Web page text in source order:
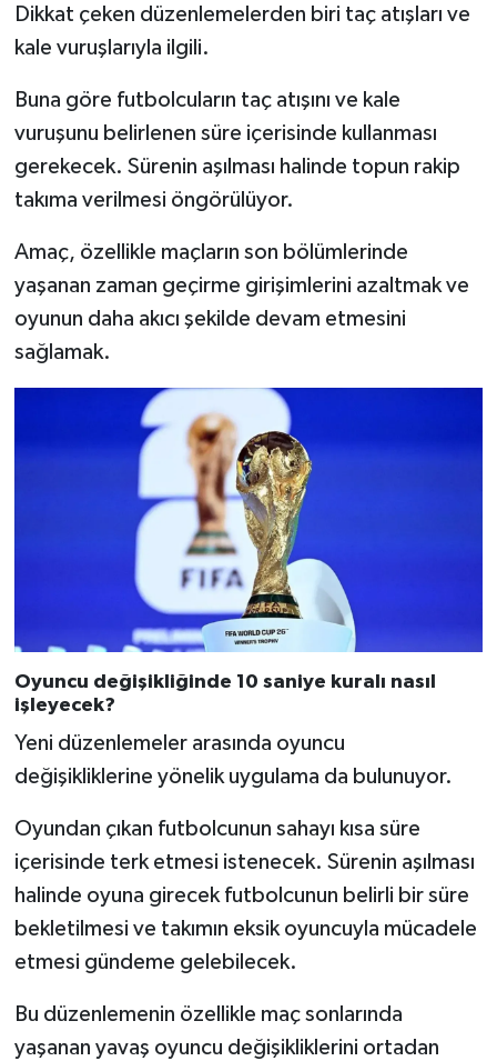
Dikkat çeken düzenlemelerden biri taç atışları ve
kale vuruşlarıyla ilgili.
Buna göre futbolcuların taç atışını ve kale
vuruşunu belirlenen süre içerisinde kullanması
gerekecek. Sürenin aşılması halinde topun rakip
takıma verilmesi öngörülüyor.
Amaç, özellikle maçların son bölümlerinde
yaşanan zaman geçirme girişimlerini azaltmak ve
oyunun daha akıcı şekilde devam etmesini
sağlamak.
Oyuncu değişikliğinde 10 saniye kuralı nasıl
işleyecek?
Yeni düzenlemeler arasında oyuncu
değişikliklerine yönelik uygulama da bulunuyor.
Oyundan çıkan futbolcunun sahayı kısa süre
içerisinde terk etmesi istenecek. Sürenin aşılması
halinde oyuna girecek futbolcunun belirli bir süre
bekletilmesi ve takımın eksik oyuncuyla mücadele
etmesi gündeme gelebilecek.
Bu düzenlemenin özellikle maç sonlarında
yaşanan yavaş oyuncu değişikliklerini ortadan